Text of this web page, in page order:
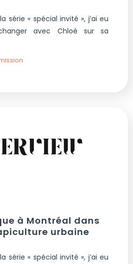
série « spécial invité », j’ai eu
avec Chloé sur sa
à Montréal dans
urbaine
série « spécial invité », j’ai eu